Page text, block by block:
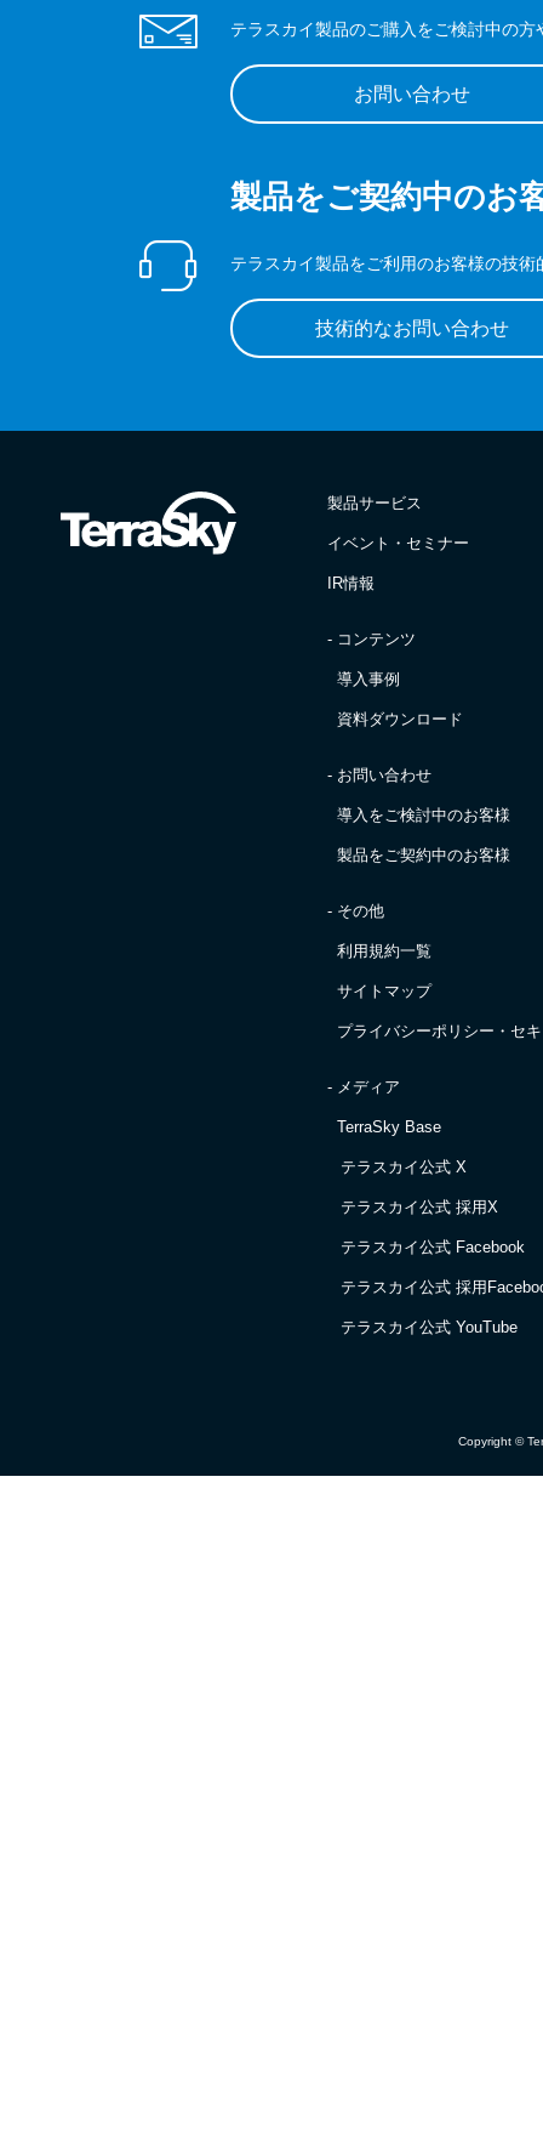
テラスカイ製品のご購入をご検討中の
お問い合わせ
製品をご契約中のお
テラスカイ製品をご利用のお客様の技
技術的なお問い合わせ
製品サービス
イベント・セミナー
IR情報
- コンテンツ
導入事例
資料ダウンロード
- お問い合わせ
導入をご検討中のお客様
製品をご契約中のお客様
- その他
利用規約一覧
サイトマップ
プライバシーポリシー・ セ
- メディア
TerraSky Base
テラスカイ公式 X
テラスカイ公式 採用X
テラスカイ公式 Facebook
テラスカイ公式 採用
テラスカイ公式 YouTube
Copyright ©